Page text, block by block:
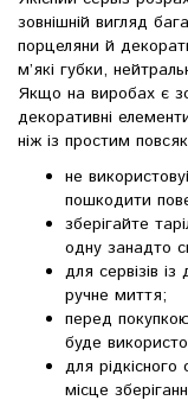
зовнішній вигляд
порцеляни й
м’які губки,
Якщо на виробах є
декоративні
ніж із простим
не
пошкодити
зберігайте
одну занадто
для сервізів
ручне миття;
перед
буде
для рідкісного
місце